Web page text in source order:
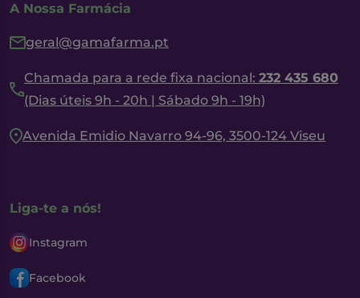
A Nossa Farmácia
geral@gamafarma.pt
Chamada para a rede fixa nacional: 232 435 680
(Dias úteis 9h - 20h | Sábado 9h - 19h)
Avenida Emidio Navarro 94-96, 3500-124 Viseu
Liga-te a nós!
Instagram
Facebook